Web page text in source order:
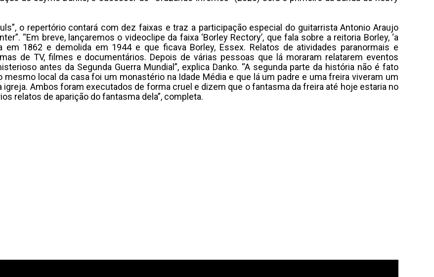
o repertório contará com dez faixas e traz a participação especial do guitarrista Antonio Araujo
“Em breve, lançaremos o videoclipe da faixa ‘Borley Rectory’, que fala sobre a reitoria Borley, ‘a
em 1862 e demolida em 1944 e que ficava Borley, Essex. Relatos de atividades paranormais e
de TV, filmes e documentários. Depois de várias pessoas que lá moraram relatarem eventos
antes da Segunda Guerra Mundial”, explica Danko. “A segunda parte da história não é fato
local da casa foi um monastério na Idade Média e que lá um padre e uma freira viveram um
Ambos foram executados de forma cruel e dizem que o fantasma da freira até hoje estaria no
relatos de aparição do fantasma dela”, completa.